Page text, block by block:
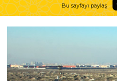
Bu sayfayı paylaş